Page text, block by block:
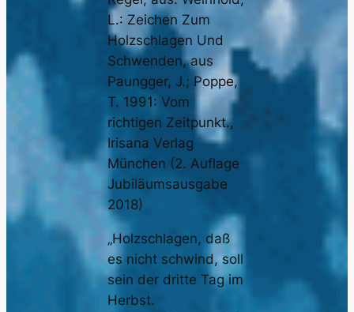
L.: Zeichen Zum
Holzschlagen Und
Schwenden, aus
Paungger, J.; Poppe,
T. 1991: Vom
richtigen Zeitpunkt.,
Irisana Verlag
München (2. Auflage
Jubiläumsausgabe
2018)
„Holzschlagen, daß
es nicht schwind, soll
sein der dritte Tag im
Herbst.